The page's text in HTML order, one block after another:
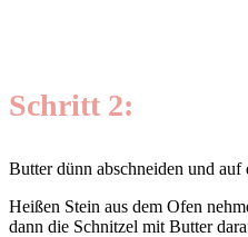
Schritt 2:
Butter dünn abschneiden und auf
Heißen Stein aus dem Ofen
dann die Schnitzel mit Butter